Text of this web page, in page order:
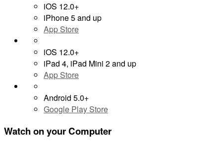
iOS 12.0+
iPhone 5 and up
App Store
iOS 12.0+
iPad 4, iPad Mini 2 and up
App Store
Android 5.0+
Google Play Store
Watch on yourComputer